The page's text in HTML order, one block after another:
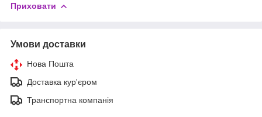
Приховати
Умови доставки
Нова Пошта
Доставка кур'єром
Транспортна компанія